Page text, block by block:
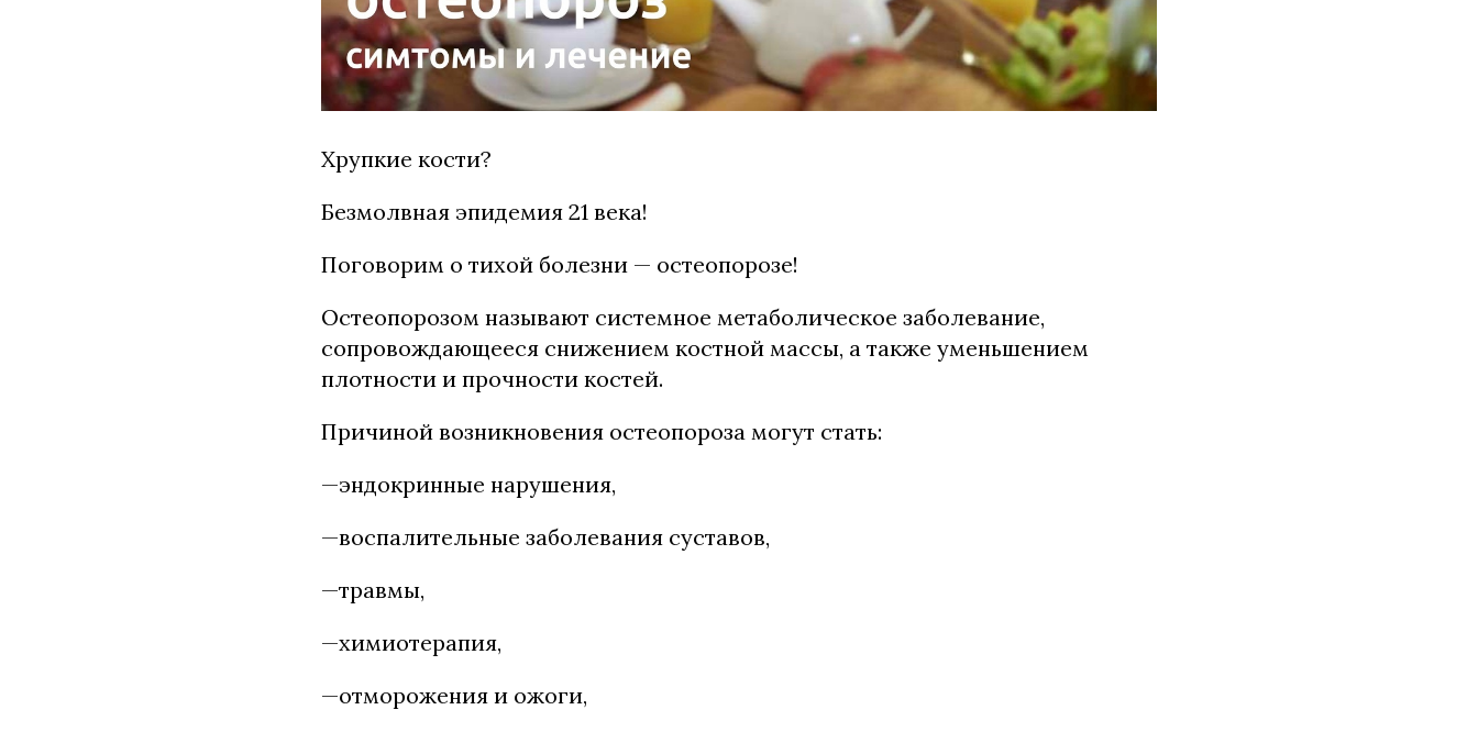
Хрупкие кости?
Безмолвная эпидемия 21 века!
Поговорим о тихой болезни — остеопорозе!
Остеопорозом называют системное метаболическое заболевание,
сопровождающееся снижением костной массы, а также уменьшением
плотности и прочности костей.
Причиной возникновения остеопороза могут стать:
—эндокринные нарушения,
—воспалительные заболевания суставов,
—травмы,
—химиотерапия,
—отморожения и ожоги,